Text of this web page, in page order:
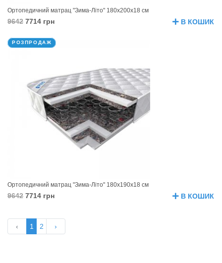
Ортопедичний матрац "Зима-Літо" 180х200х18 см
9642 7714 грн В КОШИК
РОЗПРОДАЖ
Ортопедичний матрац "Зима-Літо" 180х190х18 см
9642 7714 грн В КОШИК
‹ 1 2 ›